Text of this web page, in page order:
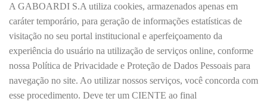
A GABOARDI S.A utiliza cookies, armazenados apenas em
caráter temporário, para geração de informações estatísticas de
visitação no seu portal institucional e aperfeiçoamento da
experiência do usuário na utilização de serviços online, conforme
nossa Política de Privacidade e Proteção de Dados Pessoais para
navegação no site. Ao utilizar nossos serviços, você concorda com
esse procedimento. Deve ter um CIENTE ao final